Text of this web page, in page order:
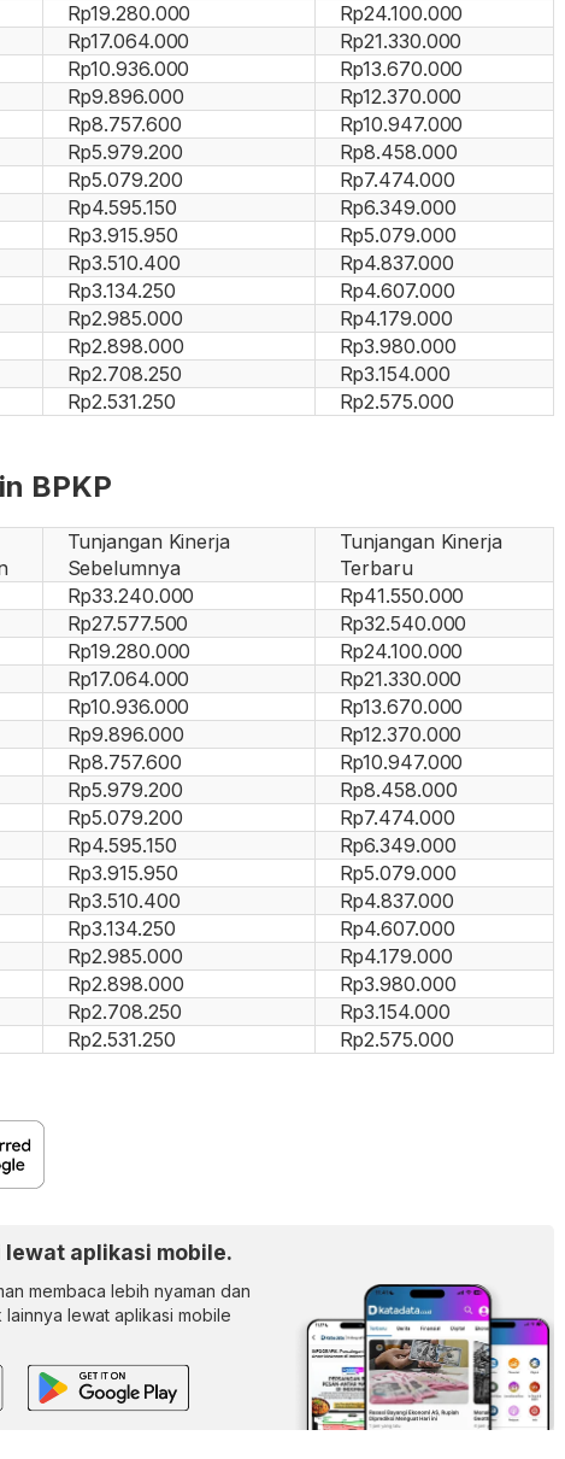
Rp19.280.000
Rp24.100.000
Rp17.064.000
Rp21.330.000
Rp10.936.000
Rp13.670.000
Rp9.896.000
Rp12.370.000
Rp8.757.600
Rp10.947.000
Rp5.979.200
Rp8.458.000
Rp5.079.200
Rp7.474.000
Rp4.595.150
Rp6.349.000
Rp3.915.950
Rp5.079.000
Rp3.510.400
Rp4.837.000
Rp3.134.250
Rp4.607.000
Rp2.985.000
Rp4.179.000
Rp2.898.000
Rp3.980.000
Rp2.708.250
Rp3.154.000
Rp2.531.250 Rp2.575.000
BPKP
Tunjangan Kinerja
Sebelumnya
Tunjangan Kinerja
Terbaru
Rp33.240.000
Rp41.550.000
Rp27.577.500
Rp32.540.000
Rp19.280.000
Rp24.100.000
Rp17.064.000
Rp21.330.000
Rp10.936.000
Rp13.670.000
Rp9.896.000
Rp12.370.000
Rp8.757.600
Rp10.947.000
Rp5.979.200
Rp8.458.000
Rp5.079.200
Rp7.474.000
Rp4.595.150
Rp6.349.000
Rp3.915.950
Rp5.079.000
Rp3.510.400
Rp4.837.000
Rp3.134.250
Rp4.607.000
Rp2.985.000
Rp4.179.000
Rp2.898.000
Rp3.980.000
Rp2.708.250
Rp3.154.000
Rp2.531.250 Rp2.575.000
aplikasi mobile.
membaca lebih nyaman dan
lainnya lewat aplikasi mobile